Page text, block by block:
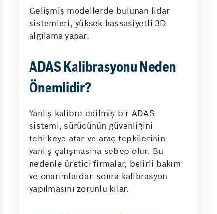
Gelişmiş modellerde bulunan lidar
sistemleri, yüksek hassasiyetli 3D
algılama yapar.
ADAS Kalibrasyonu Neden
Önemlidir?
Yanlış kalibre edilmiş bir ADAS
sistemi, sürücünün güvenliğini
tehlikeye atar ve araç tepkilerinin
yanlış çalışmasına sebep olur. Bu
nedenle üretici firmalar, belirli bakım
ve onarımlardan sonra kalibrasyon
yapılmasını zorunlu kılar.